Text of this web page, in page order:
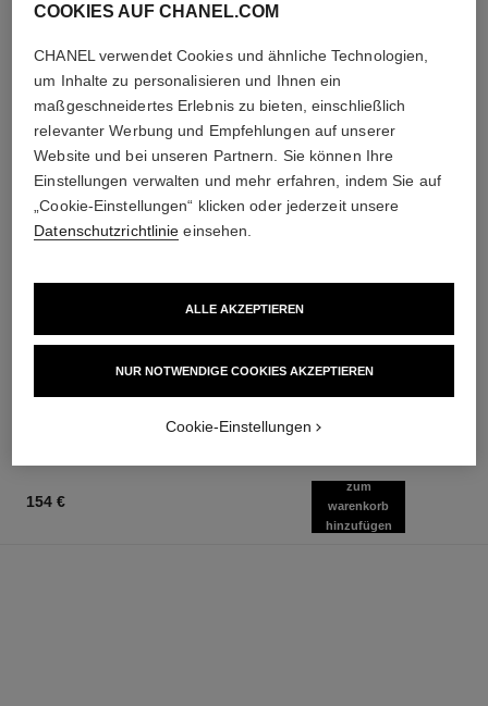
Nährt – Pflegt Geschmeidig –
Schenkt Leuchtkraft
2-in-1 Reinigungsgel
Ref. 107970
62 €
154 €
zum
warenkorb
hinzufügen
COOKIES AUF CHANEL.COM
CHANEL verwendet Cookies und ähnliche Technologien,
um Inhalte zu personalisieren und Ihnen ein
maßgeschneidertes Erlebnis zu bieten, einschließlich
relevanter Werbung und Empfehlungen auf unserer
Website und bei unseren Partnern. Sie können Ihre
Einstellungen verwalten und mehr erfahren, indem Sie auf
„Cookie-Einstellungen“ klicken oder jederzeit unsere
Datenschutzrichtlinie einsehen.
NUR NOTWENDIGE COOKIES AKZEPTIEREN
ALLE AKZEPTIEREN
Cookie-Einstellungen